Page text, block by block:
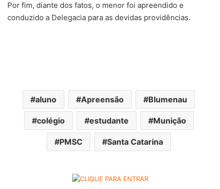
Por fim, diante dos fatos, o menor foi apreendido e
conduzido a Delegacia para as devidas providências.
aluno Apreensão Blumenau
colégio estudante Munição
PMSC Santa Catarina